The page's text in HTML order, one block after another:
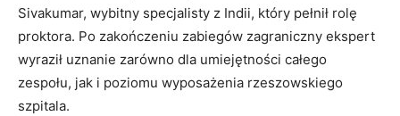
Sivakumar, wybitny specjalisty z Indii, który pełnił rolę
proktora. Po zakończeniu zabiegów zagraniczny ekspert
wyraził uznanie zarówno dla umiejętności całego
zespołu, jak i poziomu wyposażenia rzeszowskiego
szpitala.